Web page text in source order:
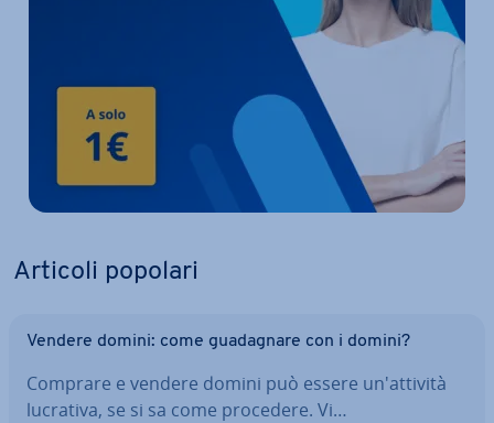
Articoli popolari
Vendere domini: come gua­da­gna­re con i domini?
Comprare e vendere domini può essere un'at­ti­vi­tà
lucrativa, se si sa come procedere. Vi…